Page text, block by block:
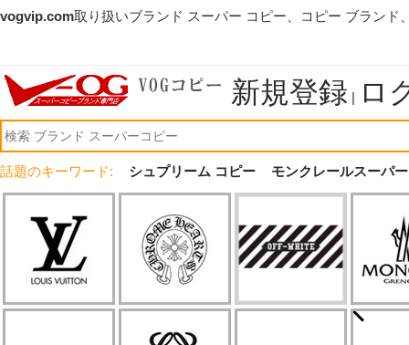
vogvip.com取り扱いブランド スーパー コピー、コピー ブランド
新規登録 | ロ
話題のキーワード: シュプリーム コピー モンクレールスーパ